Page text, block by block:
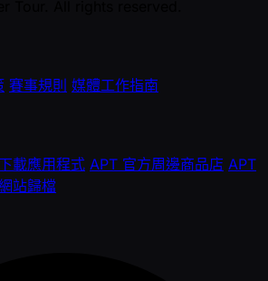
賽事規則 媒體工作指南
載應用程式 APT 官方周邊商品店 APT
站歸檔